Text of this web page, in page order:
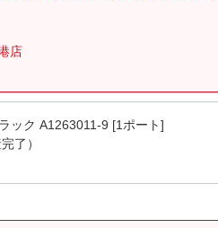
店
ック A1263011-9 [1ポート]
了）